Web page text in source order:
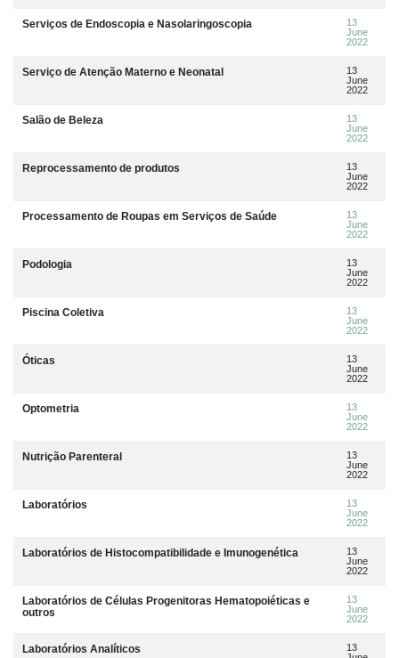
Serviços de Endoscopia e Nasolaringoscopia
13
June
2022
Serviço de Atenção Materno e Neonatal
13
June
2022
Salão de Beleza
13
June
2022
Reprocessamento de produtos
13
June
2022
Processamento de Roupas em Serviços de Saúde
13
June
2022
Podologia
13
June
2022
Piscina Coletiva
13
June
2022
Óticas
13
June
2022
Optometria
13
June
2022
Nutrição Parenteral
13
June
2022
Laboratórios
13
June
2022
Laboratórios de Histocompatibilidade e Imunogenética
13
June
2022
Laboratórios de Células Progenitoras Hematopoiéticas e
outros
13
June
2022
Laboratórios Analíticos
13